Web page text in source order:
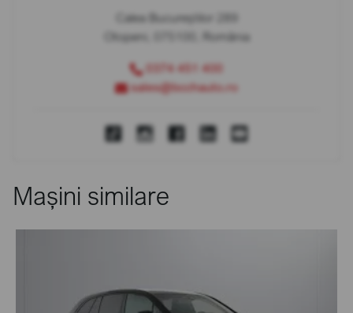
Calea Bucureștilor 289
Otopeni, 075100, România
0374 451 400
sales@bcchauto.ro
Mașini similare